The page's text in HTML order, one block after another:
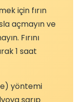
için fırın
açmayın ve
Fırını
1 saat
yöntemi